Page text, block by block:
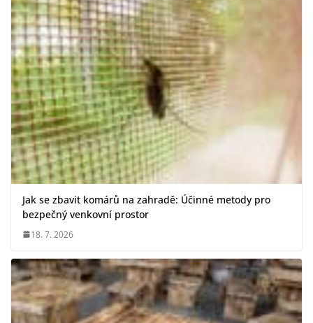
Jak se zbavit komárů na zahradě: Účinné metody pro
bezpečný venkovní prostor
18. 7. 2026